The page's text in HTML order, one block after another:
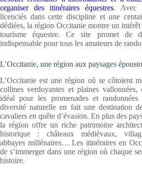
organiser des itinéraires équestres. Avec
licenciés dans cette discipline et une
dédiées, la région Occitanie montre un
tourisme équestre. Ce site promet de
indispensable pour tous les amateurs de
L’Occitanie, une région aux paysages
L’Occitanie est une région où se côtoient
collines verdoyantes et plaines
idéal pour les promenades et randonnées
diversité naturelle en fait une destination
cavaliers en quête d’évasion. En plus des
la région offre un riche patrimoine
historique : châteaux médiévaux,
abbayes millénaires… Les itinéraires en
de s’immerger dans une région où chaque
histoire.